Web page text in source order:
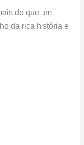
do que um
da rica história e